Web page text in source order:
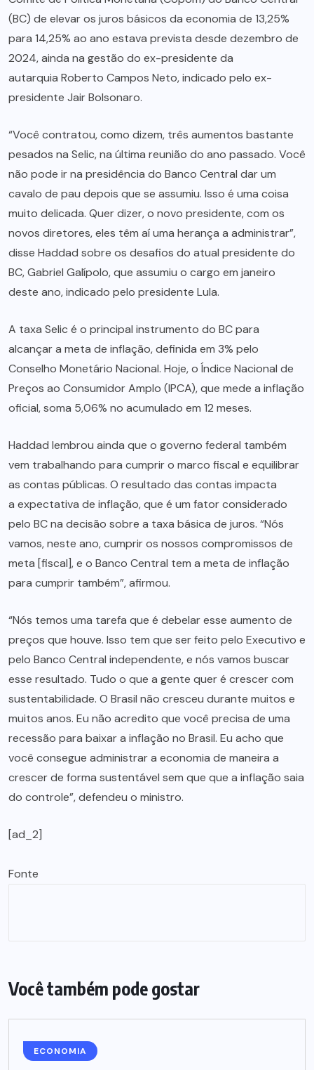
(BC) de elevar os juros básicos da economia de 13,25%
para 14,25% ao ano estava prevista desde dezembro de
2024, ainda na gestão do ex-presidente da
autarquia Roberto Campos Neto, indicado pelo ex-
presidente Jair Bolsonaro.
“Você contratou, como dizem, três aumentos bastante
pesados na Selic, na última reunião do ano passado. Você
não pode ir na presidência do Banco Central dar um
cavalo de pau depois que se assumiu. Isso é uma coisa
muito delicada. Quer dizer, o novo presidente, com os
novos diretores, eles têm aí uma herança a administrar”,
disse Haddad sobre os desafios do atual presidente do
BC, Gabriel Galípolo, que assumiu o cargo em janeiro
deste ano, indicado pelo presidente Lula.
A taxa Selic é o principal instrumento do BC para
alcançar a meta de inflação, definida em 3% pelo
Conselho Monetário Nacional. Hoje, o Índice Nacional de
Preços ao Consumidor Amplo (IPCA), que mede a inflação
oficial, soma 5,06% no acumulado em 12 meses.
Haddad lembrou ainda que o governo federal também
vem trabalhando para cumprir o marco fiscal e equilibrar
as contas públicas. O resultado das contas impacta
a expectativa de inflação, que é um fator considerado
pelo BC na decisão sobre a taxa básica de juros. “Nós
vamos, neste ano, cumprir os nossos compromissos de
meta [fiscal], e o Banco Central tem a meta de inflação
para cumprir também”, afirmou.
“Nós temos uma tarefa que é debelar esse aumento de
preços que houve. Isso tem que ser feito pelo Executivo e
pelo Banco Central independente, e nós vamos buscar
esse resultado. Tudo o que a gente quer é crescer com
sustentabilidade. O Brasil não cresceu durante muitos e
muitos anos. Eu não acredito que você precisa de uma
recessão para baixar a inflação no Brasil. Eu acho que
você consegue administrar a economia de maneira a
crescer de forma sustentável sem que que a inflação saia
do controle”, defendeu o ministro.
[ad_2]
Fonte
Você também pode gostar
ECONOMIA